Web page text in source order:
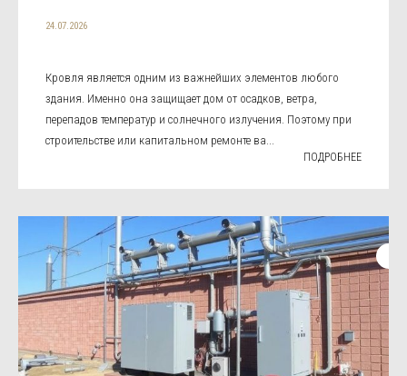
24.07.2026
Кровля является одним из важнейших элементов любого
здания. Именно она защищает дом от осадков, ветра,
перепадов температур и солнечного излучения. Поэтому при
строительстве или капитальном ремонте ва...
ПОДРОБНЕЕ